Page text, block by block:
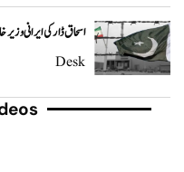
اسحاق ڈار کی ایرانی
Desk